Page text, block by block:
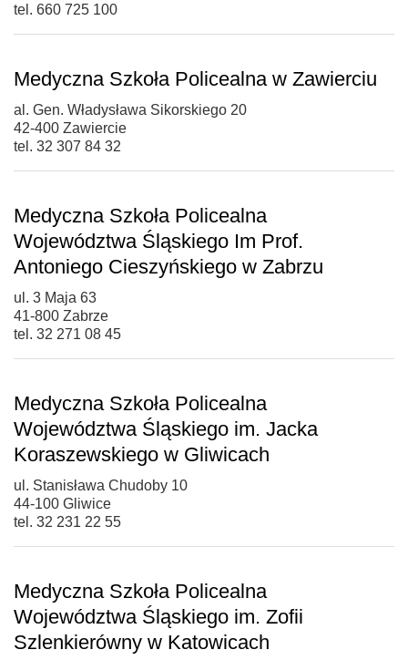
tel. 660 725 100
Medyczna Szkoła Policealna w Zawierciu
al. Gen. Władysława Sikorskiego 20
42-400 Zawiercie
tel. 32 307 84 32
Medyczna Szkoła Policealna
Województwa Śląskiego Im Prof.
Antoniego Cieszyńskiego w Zabrzu
ul. 3 Maja 63
41-800 Zabrze
tel. 32 271 08 45
Medyczna Szkoła Policealna
Województwa Śląskiego im. Jacka
Koraszewskiego w Gliwicach
ul. Stanisława Chudoby 10
44-100 Gliwice
tel. 32 231 22 55
Medyczna Szkoła Policealna
Województwa Śląskiego im. Zofii
Szlenkierówny w Katowicach